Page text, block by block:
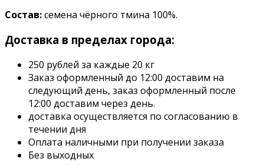
Состав:семена чёрного тмина 100%.
Доставка в пределах города:
250 рублей за каждые 20 кг
Заказ оформленный до 12:00 доставим на
следующий день, заказ оформленный после
12:00 доставим через день.
доставка осуществляется по согласованию в
течении дня
Оплата наличными при получении заказа
Без выходных